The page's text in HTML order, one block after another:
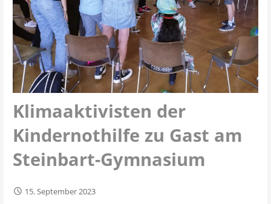
Klimaaktivisten der
Kindernothilfe zu Gast am
Steinbart-Gymnasium
15. September 2023